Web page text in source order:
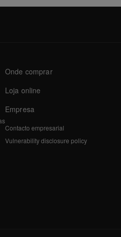
Onde comprar
Loja online
Empresa
Contacto empresarial
Vulnerability disclosure policy